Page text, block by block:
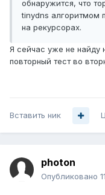
обнаружится, что
tinydns алгоритмом
на рекурсорах.
Я cейчас уже не найду
повторный тест во
Вставить ник
photon
Опубликовано